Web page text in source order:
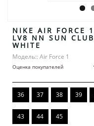
NIKE AIR FORCE
LV8 NN SUN
WHITE
Модель:: Air Force 1
Оценка покупателей
36 37 38 39
43 44 45